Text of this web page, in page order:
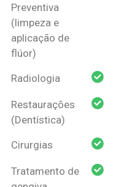
Preventiva
(limpeza e
aplicação de
flúor)
Radiologia
Restaurações
(Dentística)
Cirurgias
Tratamento de